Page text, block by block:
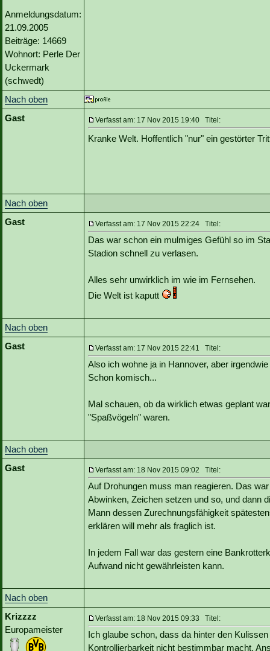
Anmeldungsdatum:
21.09.2005
Beiträge: 14669
Wohnort: Perle Der
Uckermark
(schwedt)
Nach oben
Gast
Verfasst am: 17 Nov 2015 19:40 Titel:
Kranke Welt. Hoffentlich "nur" ein gestörter
Nach oben
Gast
Verfasst am: 17 Nov 2015 22:24 Titel:
Das war schon ein mulmiges Gefühl so im
Stadion schnell zu verlasen.
Alles sehr unwirklich im wie im Fernsehen.
Die Welt ist kaputt
Nach oben
Gast
Verfasst am: 17 Nov 2015 22:41 Titel:
Also ich wohne ja in Hannover, aber
Schon komisch...
Mal schauen, ob da wirklich etwas geplant
"Spaßvögeln" waren.
Nach oben
Gast
Verfasst am: 18 Nov 2015 09:02 Titel:
Auf Drohungen muss man reagieren. Das
Abwinken, Zeichen setzen und so, und dann
Mann dessen Zurechnungsfähigkeit
erklären will mehr als fraglich ist.
In jedem Fall war das gestern eine
Aufwand nicht gewährleisten kann.
Nach oben
Krizzzz
Europameister
Verfasst am: 18 Nov 2015 09:33 Titel:
Ich glaube schon, dass da hinter den
Kontrollierbarkeit nicht bestimmbar macht.